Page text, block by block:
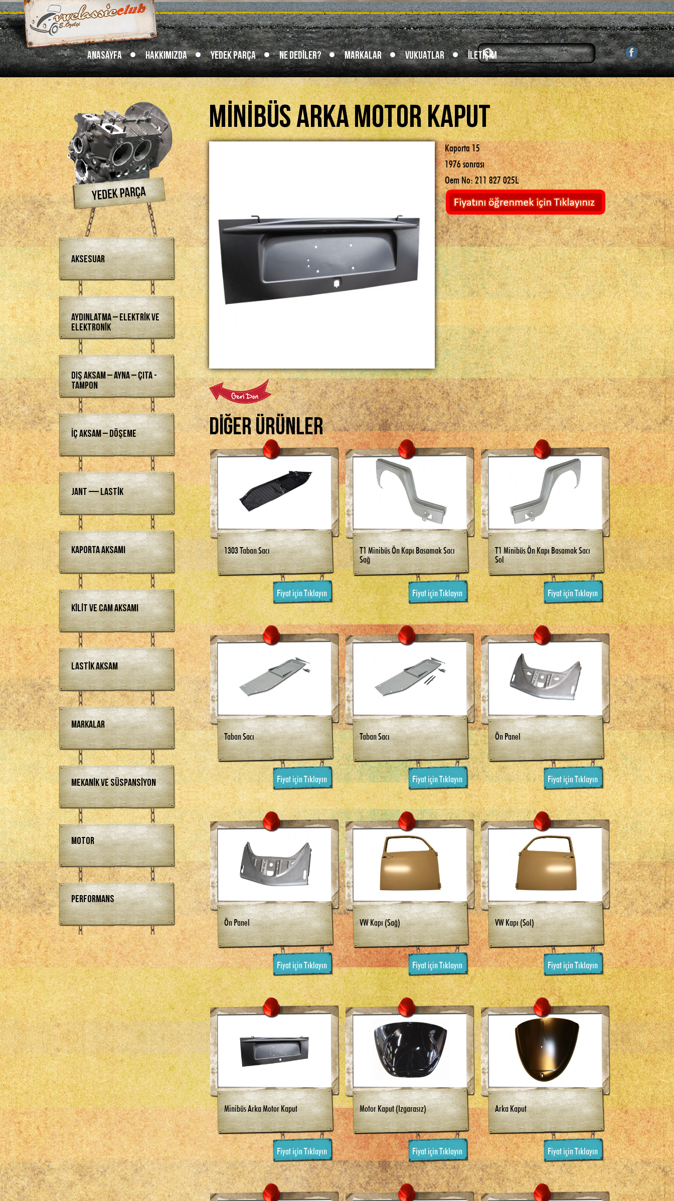
Anasayfa Hakkımızda Yedek Parça Ne Dediler? Markalar Vukuatlar İletişim
Aksesuar
Aydınlatma – Elektrik ve
Elektronik
Dış Aksam – Ayna – Çıta -
Tampon
İç Aksam – Döşeme
Jant — Lastik
Kaporta Aksamı
Kilit ve Cam Aksamı
Lastik Aksam
Markalar
Bosch
Empi
Engle
Flat 4
Hella
Mekanik ve Süspansiyon
Motor
Performans
Minibüs Arka Motor Kaput
Kaporta 15
1976 sonrası
Oem No: 211 827 025L
Diğer Ürünler
1303 Taban Sacı
Fiyat için Tıklayın
T1 Minibüs Ön Kapı Basamak Sacı
Sağ
Fiyat için Tıklayın
T1 Minibüs Ön Kapı Basamak Sacı
Sol
Fiyat için Tıklayın
Taban Sacı
Fiyat için Tıklayın
Taban Sacı
Fiyat için Tıklayın
Ön Panel
Fiyat için Tıklayın
Ön Panel
Fiyat için Tıklayın
VW Kapı (Sağ)
Fiyat için Tıklayın
VW Kapı (Sol)
Fiyat için Tıklayın
Minibüs Arka Motor Kaput
Fiyat için Tıklayın
Motor Kaput (Izgarasız)
Fiyat için Tıklayın
Arka Kaput
Fiyat için Tıklayın